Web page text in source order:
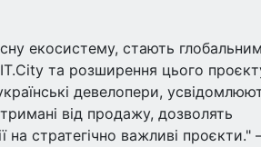
екосистему, стають глобальним
та розширення цього
девелопери,
від продажу, дозволять
стратегічно важливі проєкти."